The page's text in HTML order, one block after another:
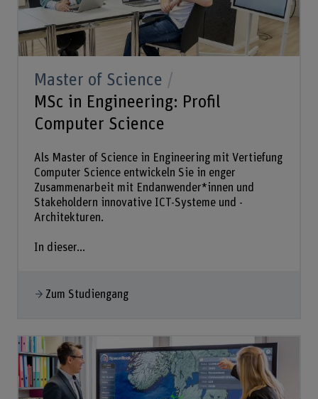
Master of Science
MSc in Engineering: Profil
Computer Science
Als Master of Science in Engineering mit Vertiefung
Computer Science entwickeln Sie in enger
Zusammenarbeit mit Endanwender*innen und
Stakeholdern innovative ICT-Systeme und -
Architekturen.
In dieser...
Zum Studiengang